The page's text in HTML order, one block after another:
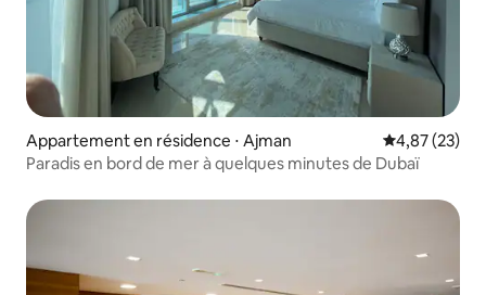
Appartement en résidence ⋅ Ajman Évaluation
4,87 (23)
Paradis en bord de mer à quelques minutes de Dubaï